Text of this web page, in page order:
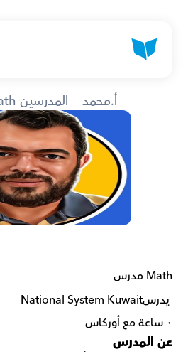
Math المدرسين أ.محمد
Math مدرس
يدرسNational System Kuwait
٠ ساعة مع أوركاس
عن المدرس